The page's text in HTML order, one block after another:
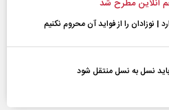
آنلاین مطرح شد
| نوزادان را از فواید آن محروم نکنیم
نسل به نسل منتقل شود